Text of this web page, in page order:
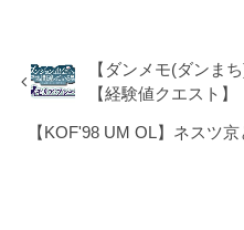
【ダンメモ(ダンま
【経験値クエスト】
【KOF'98 UM OL】ネスツ